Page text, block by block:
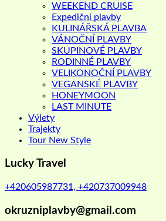
WEEKEND CRUISE
Expediční plavby
KULINÁŘSKÁ PLAVBA
VÁNOČNÍ PLAVBY
SKUPINOVÉ PLAVBY
RODINNÉ PLAVBY
VELIKONOČNÍ PLAVBY
VEGANSKÉ PLAVBY
HONEYMOON
LAST MINUTE
Výlety
Trajekty
Tour New Style
Lucky Travel
+420605987731, +420737009948
okruzniplavby@gmail.com